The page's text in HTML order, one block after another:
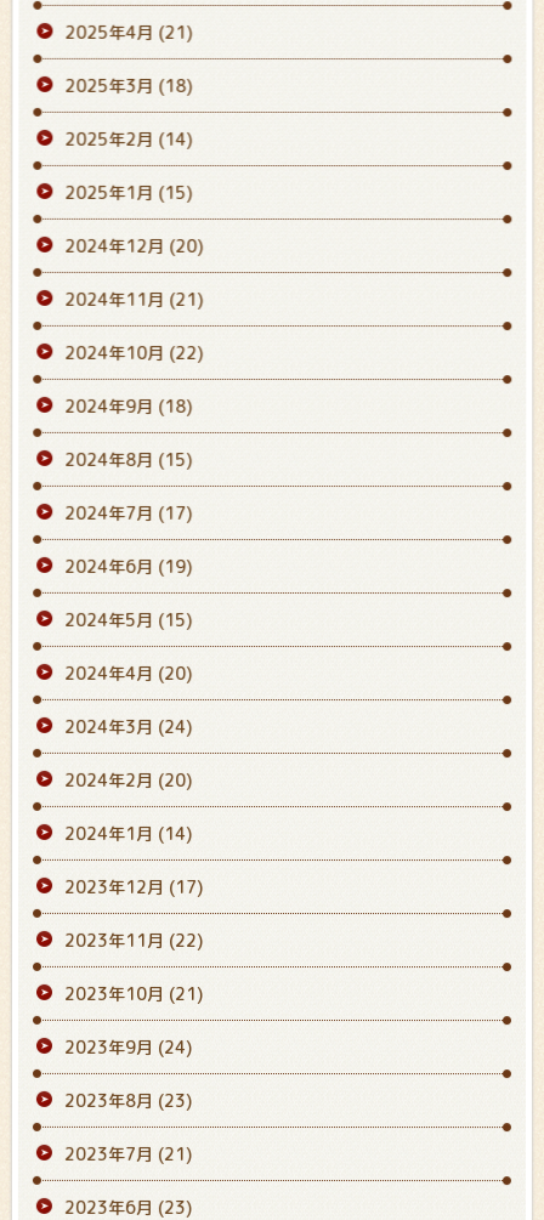
2025年4月 (21)
2025年3月 (18)
2025年2月 (14)
2025年1月 (15)
2024年12月 (20)
2024年11月 (21)
2024年10月 (22)
2024年9月 (18)
2024年8月 (15)
2024年7月 (17)
2024年6月 (19)
2024年5月 (15)
2024年4月 (20)
2024年3月 (24)
2024年2月 (20)
2024年1月 (14)
2023年12月 (17)
2023年11月 (22)
2023年10月 (21)
2023年9月 (24)
2023年8月 (23)
2023年7月 (21)
2023年6月 (23)